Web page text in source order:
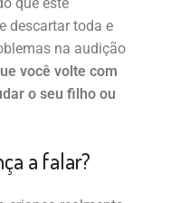
descartar toda e
na audição
você volte com
o seu filho ou
a falar?